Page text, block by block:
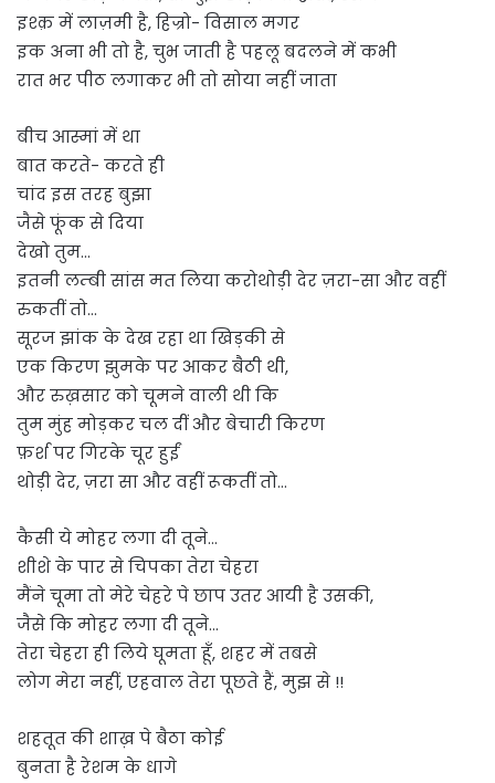
इश्क़ में लाज़मी है, हिज्रो- विसाल मगर
इक अना भी तो है, चुभ जाती है पहलू बदलने में कभी
रात भर पीठ लगाकर भी तो सोया नहीं जाता
बीच आस्मां में था
बात करते- करते ही
चांद इस तरह बुझा
जैसे फूंक से दिया
देखो तुम…
इतनी लम्बी सांस मत लिया करोथोड़ी देर ज़रा-सा और वहीं
रुकतीं तो…
सूरज झांक के देख रहा था खिड़की से
एक किरण झुमके पर आकर बैठी थी,
और रुख़सार को चूमने वाली थी कि
तुम मुंह मोड़कर चल दीं और बेचारी किरण
फ़र्श पर गिरके चूर हुईं
थोड़ी देर, ज़रा सा और वहीं रूकतीं तो…
कैसी ये मोहर लगा दी तूने…
शीशे के पार से चिपका तेरा चेहरा
मैंने चूमा तो मेरे चेहरे पे छाप उतर आयी है उसकी,
जैसे कि मोहर लगा दी तूने…
तेरा चेहरा ही लिये घूमता हूँ, शहर में तबसे
लोग मेरा नहीं, एहवाल तेरा पूछते हैं, मुझ से !!
शहतूत की शाख़ पे बैठा कोई
बुनता है रेशम के धागे